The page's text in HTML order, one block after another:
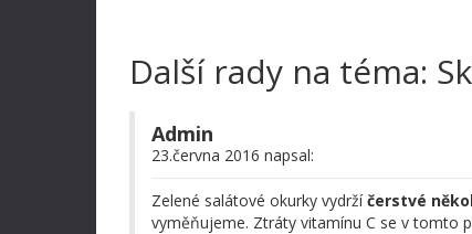
Další rady na téma:
Admin
23.června 2016 napsal:
Zelené salátové okurky vydržíčerstvé
vyměňujeme. Ztráty vitamínu C se v tomto